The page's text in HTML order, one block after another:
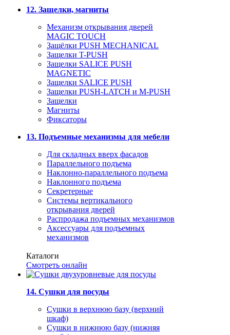
12. Защелки, магниты
Механизм открывания дверей
MAGIC TOUCH
Защёлки PUSH MECHANICAL
Защелки T-PUSH
Защелки SALICE PUSH
MAGNETIC
Защелки SALICE PUSH
Защелки PUSH-LATCH и M-PUSH
Защелки
Магниты
Фиксаторы
13. Подъемные механизмы для мебели
Для складных вверх фасадов
Параллельного подъема
Наклонно-параллельного подъема
Наклонного подъема
Секретерные
Системы вертикального
открывания дверей
Распродажа подъемных механизмов
Аксессуары для подъемных
механизмов
Каталоги
Смотреть онлайн
14. Сушки для посуды
Сушки в верхнюю базу (верхний
шкаф)
Сушки в нижнюю базу (нижняя